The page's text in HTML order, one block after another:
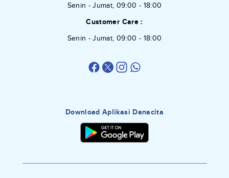
Senin - Jumat, 09:00 - 18:00
Customer Care :
Senin - Jumat, 09:00 - 18:00
Download Aplikasi Danacita